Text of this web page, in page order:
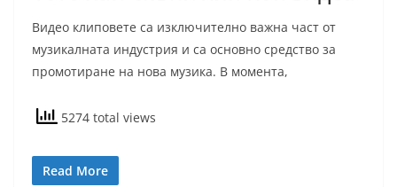
Видео клиповете са изключително важна част от
музикалната индустрия и са основно средство за
промотиране на нова музика. В момента,
5274 total views
Read More